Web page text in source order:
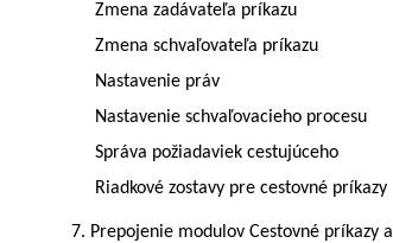
Zmena zadávateľa príkazu
Zmena schvaľovateľa príkazu
Nastavenie práv
Nastavenie schvaľovacieho procesu
Správa požiadaviek cestujúceho
Riadkové zostavy pre cestovné príkazy
7. Prepojenie modulov Cestovné príkazy a